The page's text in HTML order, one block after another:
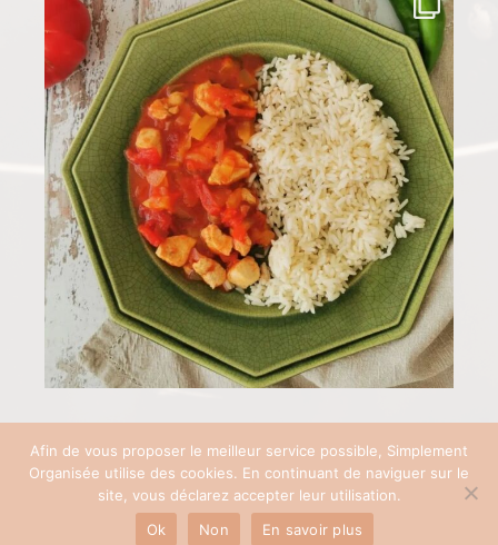
COPYRIGHT © 2026 SIMPLEMENT ORGANISÉE | SITE RÉALISÉ AVEC ♡ PAR
PAULINEB'COM
Afin de vous proposer le meilleur service possible, Simplement
Organisée utilise des cookies. En continuant de naviguer sur le
site, vous déclarez accepter leur utilisation.
Ok
Non En savoir plus